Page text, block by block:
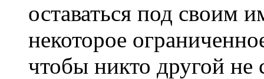
оставаться под своим
некоторое
чтобы никто другой не